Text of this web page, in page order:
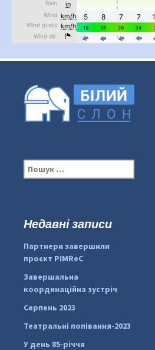
pimrec_project
П
о
:Недавні записи
Партнери завершили
проєкт PIMReC
Завершальна
координаційна зустріч
Серпень 2023
Театральні попівання-2023
У день 85-річчя